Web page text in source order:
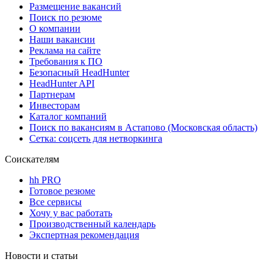
Размещение вакансий
Поиск по резюме
О компании
Наши вакансии
Реклама на сайте
Требования к ПО
Безопасный HeadHunter
HeadHunter API
Партнерам
Инвесторам
Каталог компаний
Поиск по вакансиям в Астапово (Московская область)
Сетка: соцсеть для нетворкинга
Соискателям
hh PRO
Готовое резюме
Все сервисы
Хочу у вас работать
Производственный календарь
Экспертная рекомендация
Новости и статьи